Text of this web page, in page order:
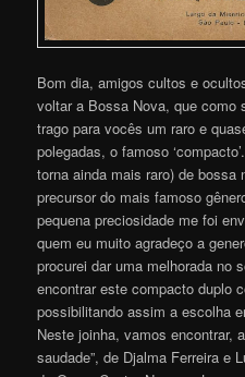
Bom dia, amigos cultos e
voltar a Bossa Nova, que como
trago para vocês um raro e
polegadas, o famoso
torna ainda mais raro) de bossa
precursor do mais famoso
pequena preciosidade me foi
quem eu muito agradeço a
procurei dar uma melhorada no
encontrar este compacto duplo
possibilitando assim a escolha
Neste joinha, vamos encontrar,
saudade”, de Djalma Ferreira e